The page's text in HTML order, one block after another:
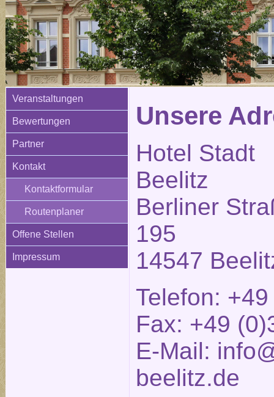
Veranstaltungen
Bewertungen
Partner
Kontakt
Kontaktformular
Routenplaner
Offene Stellen
Impressum
Unsere
Hotel Stadt
Beelitz
Berliner
195
14547
Telefon:
Fax: +49
E-Mail:
beelitz.de